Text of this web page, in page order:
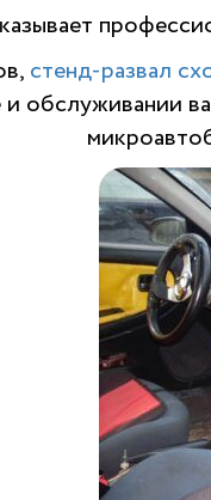
стенд-развал
и обслуживании